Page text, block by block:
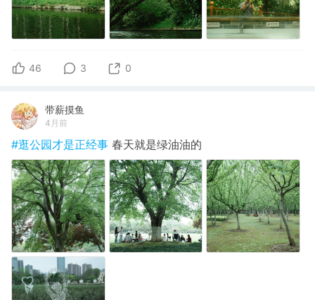
46 3 0
带薪摸鱼
4月前
#逛公园才是正经事 春天就是绿油油的